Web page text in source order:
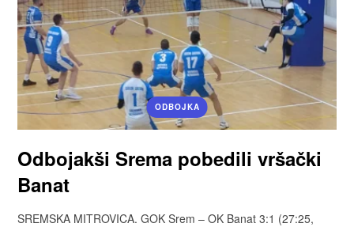
ODBOJKA
Odbojakši Srema pobedili vršački
Banat
SREMSKA MITROVICA. GOK Srem – OK Banat 3:1 (27:25,